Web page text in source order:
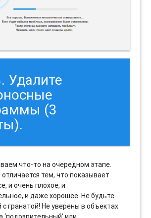
Удалите
(3
что-то на очередном этапе.
отличается тем, что показывает
и очень плохое, и
и даже хорошее. Не будьте
с гранатой! Не уверены в объектах